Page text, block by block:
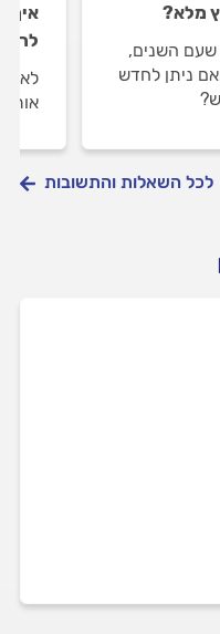
מלא?
שעם השנים,
ניתן לחדש
איך
לכל השאלות והתשובות